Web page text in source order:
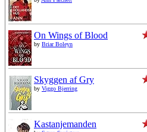
On Wings of Blood
by Briar Boleyn
Skyggen af Gry
by Viggo Bjerring
Kastanjemanden